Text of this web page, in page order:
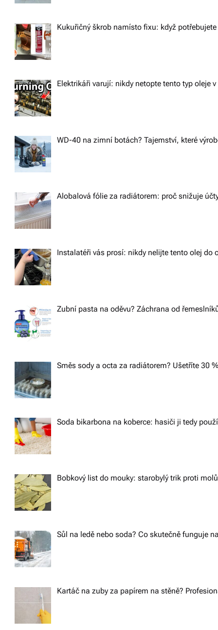
Kukuřičný škrob namísto fixu: když
Elektrikáři varují: nikdy netopte tento typ oleje v
WD-40 na zimní botách? Tajemství, které
Alobalová fólie za radiátorem: proč snižuje
Instalatéři vás prosí: nikdy nelijte tento olej do
Zubní pasta na oděvu? Záchrana od
Směs sody a octa za radiátorem? Ušetříte 30
Soda bikarbona na koberce: hasiči ji tedy
Bobkový list do mouky: starobylý trik proti
Sůl na ledě nebo soda? Co skutečně funguje
Kartáč na zuby za papírem na stěně?